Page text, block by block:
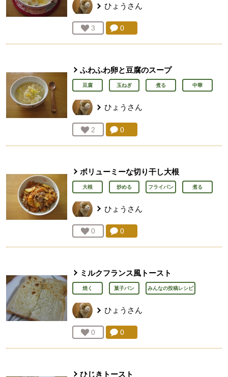
ひょう さん
お気に入り登録：
3 人が登録コメント：
0
ふわふわ卵と豆腐のスープ
豆腐 玉ねぎ 煮る 中華
ひょう さん
お気に入り登録：
2 人が登録コメント：
0
ボリューミーな切り干し大根
大根 炒める フライパン 煮る
ひょう さん
お気に入り登録：
0 人が登録コメント：
0
ミルクフランス風トースト
焼く 菓子パン みんなの投稿レシピ
ひょう さん
お気に入り登録：
0 人が登録コメント：
0
ひじきトースト